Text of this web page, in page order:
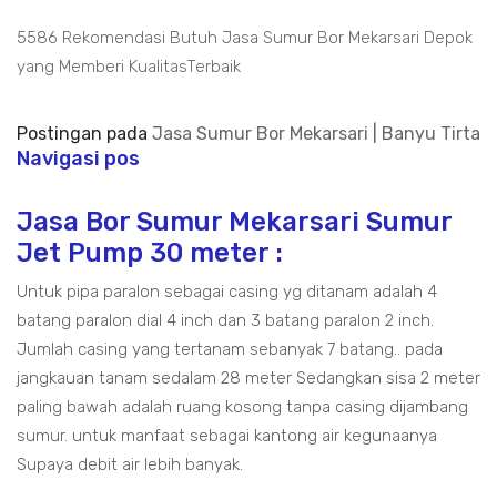
5586 Rekomendasi Butuh Jasa Sumur Bor Mekarsari Depok
yang Memberi KualitasTerbaik
Postingan pada Jasa Sumur Bor Mekarsari | Banyu Tirta
Navigasi pos
Jasa Bor Sumur Mekarsari Sumur
Jet Pump 30 meter :
Untuk pipa paralon sebagai casing yg ditanam adalah 4
batang paralon dial 4 inch dan 3 batang paralon 2 inch.
Jumlah casing yang tertanam sebanyak 7 batang.. pada
jangkauan tanam sedalam 28 meter Sedangkan sisa 2 meter
paling bawah adalah ruang kosong tanpa casing dijambang
sumur. untuk manfaat sebagai kantong air kegunaanya
Supaya debit air lebih banyak.